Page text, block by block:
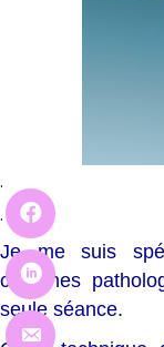
.
.
Je me suis
certaines
seule séance.